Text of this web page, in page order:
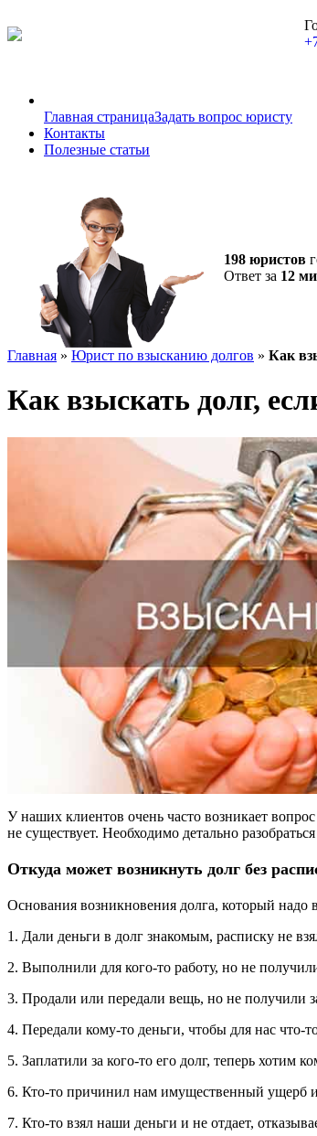
Главная страницаЗадать вопрос юристу
Контакты
Полезные статьи
198 юристов
Ответ за 12
Главная » Юрист по взысканию долгов » Как
Как взыскать долг,
У наших клиентов очень часто возникает
не существует. Необходимо детально
Откуда может возникнуть долг без
Основания возникновения долга, который надо
1. Дали деньги в долг знакомым, расписку не
2. Выполнили для кого-то работу, но не
3. Продали или передали вещь, но не получили
4. Передали кому-то деньги, чтобы для нас что-
5. Заплатили за кого-то его долг, теперь хотим
6. Кто-то причинил нам имущественный ущерб и
7. Кто-то взял наши деньги и не отдает,